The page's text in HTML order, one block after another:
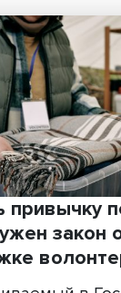
Трудное
баланс
прописано в